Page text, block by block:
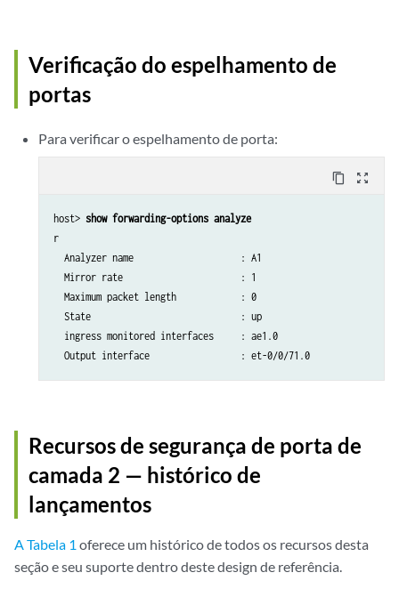
Verificação do espelhamento de
portas
Para verificar o espelhamento de porta:
content_copy zoom_out_map
host> show forwarding-options analyze
r
  Analyzer name                    : A1
  Mirror rate                      : 1
  Maximum packet length            : 0
  State                            : up
  ingress monitored interfaces     : ae1.0
Recursos de segurança de porta de
camada 2 — histórico de
lançamentos
A Tabela 1 oferece um histórico de todos os recursos desta
seção e seu suporte dentro deste design de referência.